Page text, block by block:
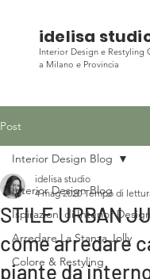
idelisa
Interior Design e Restyling
a Milano e Provincia
Post
Interior Design Blog
Ispirazioni di Interior Design
Arredare La Stanza Jolly
Colore & Restyling
Interior Design Blog
STILE URBAN
come arredare
piante da
idelisa studio
4 mag 2020 Tempo di